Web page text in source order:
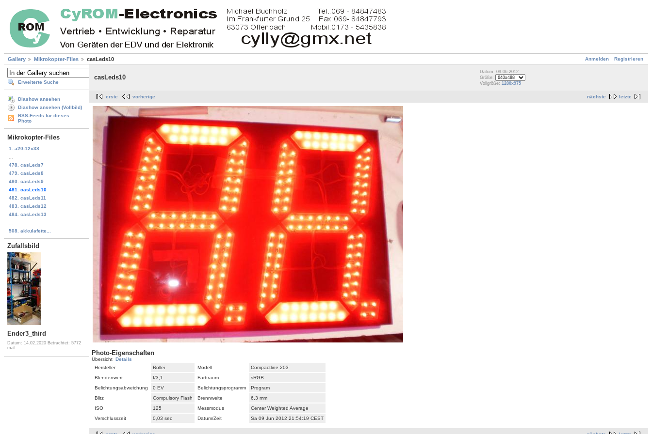
Anmelden Registrieren
Gallery Mikrokopter-Files casLeds10
Erweiterte Suche
Diashow ansehen
Diashow ansehen (Vollbild)
RSS-Feeds für dieses
Photo
Mikrokopter-Files
1. a20-12x38
478. casLeds7
479. casLeds8
480. casLeds9
481. casLeds10
482. casLeds11
483. casLeds12
484. casLeds13
508. akkulafette...
Zufallsbild
Ender3_third
Datum: 14.02.2020 Betrachtet: 5772
mal
casLeds10
Datum: 09.06.2012
Größe:
Vollgröße: 1280x975
nächste letzte
erste vorherige
Photo-Eigenschaften
Übersicht Details
Hersteller
Rollei Modell
Compactline 203
Blendenwert
f/3,1 Farbraum
sRGB
Belichtungsabweichung
0 EV Belichtungsprogramm
Program
Blitz
Compulsory Flash Brennweite
6,3 mm
ISO
125 Messmodus
Center Weighted Average
Verschlusszeit
0,03 sec Datum/Zeit Sa 09 Jun 2012 21:54:19 CEST